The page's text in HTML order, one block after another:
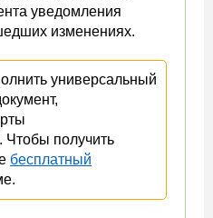
уведомления
изменениях.
универсальный
Чтобы получить
бесплатный